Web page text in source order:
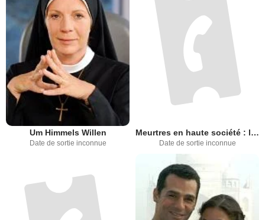
Um Himmels Willen
Date de sortie inconnue
Meurtres en haute société : le village sans pitié (TV)
Date de sortie inconnue